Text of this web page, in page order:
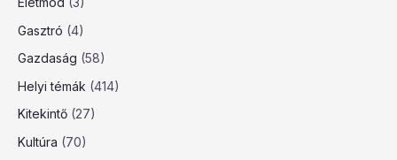
Gasztró (4)
Gazdaság (58)
Helyi témák (414)
Kitekintő (27)
Kultúra (70)